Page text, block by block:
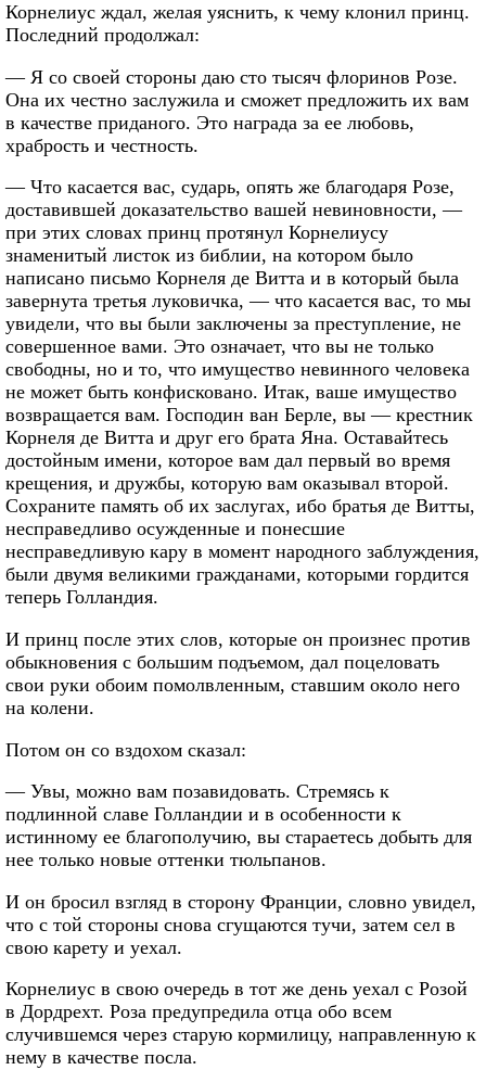
Корнелиус ждал, желая уяснить, к чему клонил принц.
Последний продолжал:
— Я со своей стороны даю сто тысяч флоринов Розе.
Она их честно заслужила и сможет предложить их вам
в качестве приданого. Это награда за ее любовь,
храбрость и честность.
— Что касается вас, сударь, опять же благодаря Розе,
доставившей доказательство вашей невиновности, —
при этих словах принц протянул Корнелиусу
знаменитый листок из библии, на котором было
написано письмо Корнеля де Витта и в который была
завернута третья луковичка, — что касается вас, то мы
увидели, что вы были заключены за преступление, не
совершенное вами. Это означает, что вы не только
свободны, но и то, что имущество невинного человека
не может быть конфисковано. Итак, ваше имущество
возвращается вам. Господин ван Берле, вы — крестник
Корнеля де Витта и друг его брата Яна. Оставайтесь
достойным имени, которое вам дал первый во время
крещения, и дружбы, которую вам оказывал второй.
Сохраните память об их заслугах, ибо братья де Витты,
несправедливо осужденные и понесшие
несправедливую кару в момент народного заблуждения,
были двумя великими гражданами, которыми гордится
теперь Голландия.
И принц после этих слов, которые он произнес против
обыкновения с большим подъемом, дал поцеловать
свои руки обоим помолвленным, ставшим около него
на колени.
Потом он со вздохом сказал:
— Увы, можно вам позавидовать. Стремясь к
подлинной славе Голландии и в особенности к
истинному ее благополучию, вы стараетесь добыть для
нее только новые оттенки тюльпанов.
И он бросил взгляд в сторону Франции, словно увидел,
что с той стороны снова сгущаются тучи, затем сел в
свою карету и уехал.
Корнелиус в свою очередь в тот же день уехал с Розой
в Дордрехт. Роза предупредила отца обо всем
случившемся через старую кормилицу, направленную к
нему в качестве посла.